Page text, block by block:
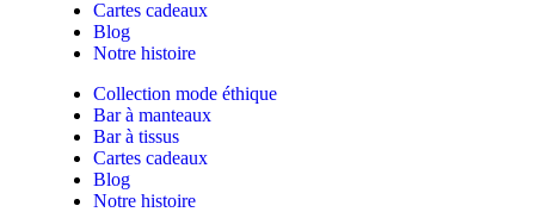
Cartes cadeaux
Blog
Notre histoire
Collection mode éthique
Bar à manteaux
Bar à tissus
Cartes cadeaux
Blog
Notre histoire